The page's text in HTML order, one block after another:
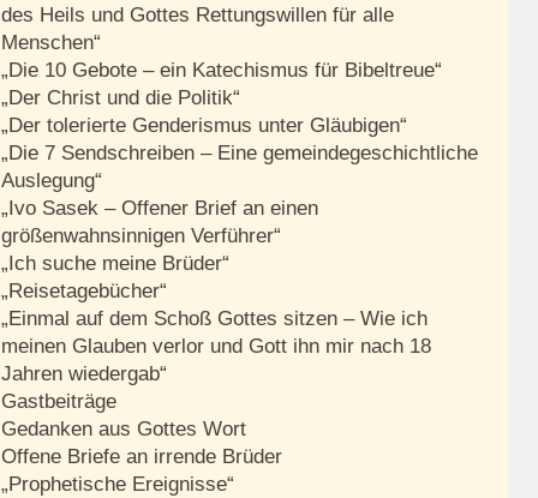
des Heils und Gottes Rettungswillen für alle
Menschen“
„Die 10 Gebote – ein Katechismus für Bibeltreue“
„Der Christ und die Politik“
„Der tolerierte Genderismus unter Gläubigen“
„Die 7 Sendschreiben – Eine gemeindegeschichtliche
Auslegung“
„Ivo Sasek – Offener Brief an einen
größenwahnsinnigen Verführer“
„Ich suche meine Brüder“
„Reisetagebücher“
„Einmal auf dem Schoß Gottes sitzen – Wie ich
meinen Glauben verlor und Gott ihn mir nach 18
Jahren wiedergab“
Gastbeiträge
Gedanken aus Gottes Wort
Offene Briefe an irrende Brüder
„Prophetische Ereignisse“